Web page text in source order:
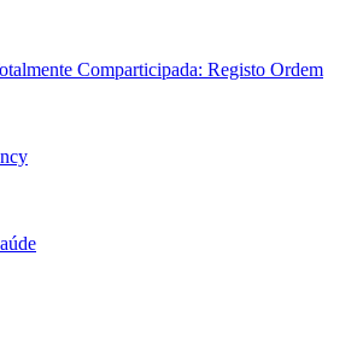
Comparticipada: Registo Ordem